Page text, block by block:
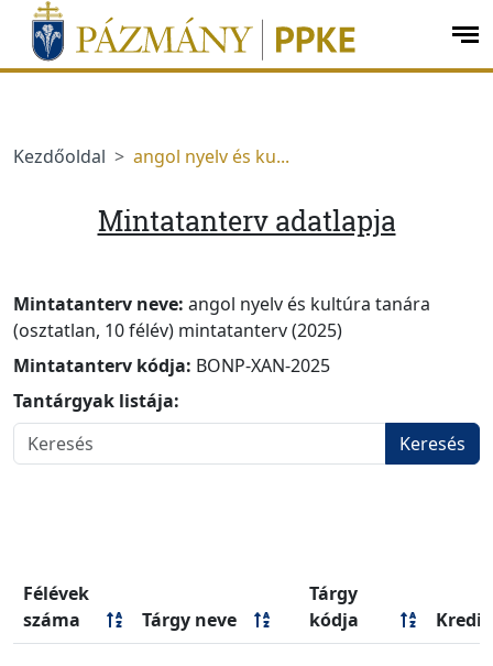
Ugrás a menüre
Ugrás a tartalomra
Kezdőoldal angol nyelv és ku...
Mintatanterv adatlapja
Mintatanterv neve: angol nyelv és kultúra tanára
(osztatlan, 10 félév) mintatanterv (2025)
Mintatanterv kódja: BONP-XAN-2025
Tantárgyak listája:
Keresés
Félévek
száma
Tárgy neve
Tárgy
kódja
Kredit